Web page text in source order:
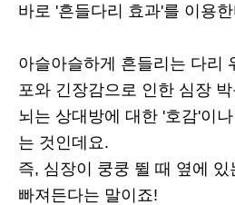
바로 '흔들다리 효과'를 이용
아슬아슬하게 흔들리는 다리
포와 긴장감으로 인한 심장
뇌는 상대방에 대한 '호감'이
는 것인데요.
즉, 심장이 쿵쿵 뛸 때 옆에 있
빠져든다는 말이죠!